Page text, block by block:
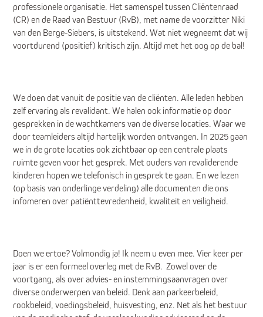
professionele organisatie. Het samenspel tussen Cliëntenraad
(CR) en de Raad van Bestuur (RvB), met name de voorzitter Niki
van den Berge-Siebers, is uitstekend. Wat niet wegneemt dat wij
voortdurend (positief) kritisch zijn. Altijd met het oog op de bal!
We doen dat vanuit de positie van de cliënten. Alle leden hebben
zelf ervaring als revalidant. We halen ook informatie op door
gesprekken in de wachtkamers van de diverse locaties. Waar we
door teamleiders altijd hartelijk worden ontvangen. In 2025 gaan
we in de grote locaties ook zichtbaar op een centrale plaats
ruimte geven voor het gesprek. Met ouders van revaliderende
kinderen hopen we telefonisch in gesprek te gaan. En we lezen
(op basis van onderlinge verdeling) alle documenten die ons
infomeren over patiënttevredenheid, kwaliteit en veiligheid.
Doen we ertoe? Volmondig ja! Ik neem u even mee. Vier keer per
jaar is er een formeel overleg met de RvB. Zowel over de
voortgang, als over advies- en instemmingsaanvragen over
diverse onderwerpen van beleid. Denk aan parkeerbeleid,
rookbeleid, voedingsbeleid, huisvesting, enz. Net als het bestuur